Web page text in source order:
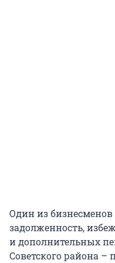
Один из бизнесменов
задолженность,
и дополнительных
Советского района –